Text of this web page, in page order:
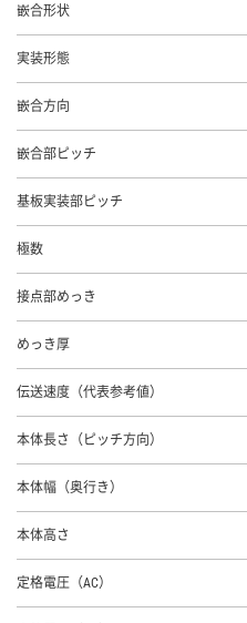
嵌合形状
実装形態
嵌合方向
嵌合部ピッチ
基板実装部ピッチ
極数
接点部めっき
めっき厚
伝送速度（代表参考値）
本体長さ（ピッチ方向）
本体幅（奥行き）
本体高さ
定格電圧（AC）